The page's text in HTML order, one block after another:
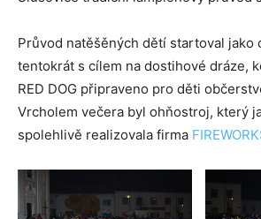
Průvod natěšěných dětí startoval jako
tentokrát s cílem na dostihové dráze,
RED DOG připraveno pro děti
Vrcholem večera byl ohňostroj, který
spolehlivě realizovala firma